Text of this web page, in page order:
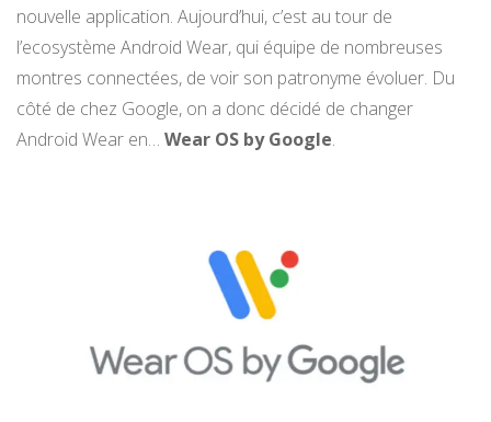
nouvelle application. Aujourd’hui, c’est au tour de
l’ecosystème Android Wear, qui équipe de nombreuses
montres connectées, de voir son patronyme évoluer. Du
côté de chez Google, on a donc décidé de changer
Android Wear en… Wear OS by Google.